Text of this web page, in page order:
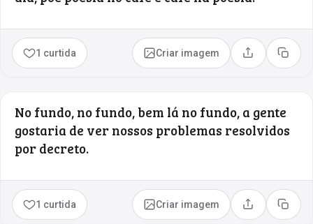
1 curtida Criar imagem Compartilhar
Copiar
No fundo, no fundo, bem lá no fundo, a gente
gostaria de ver nossos problemas resolvidos
por decreto.
1 curtida Criar imagem Compartilhar
Copiar